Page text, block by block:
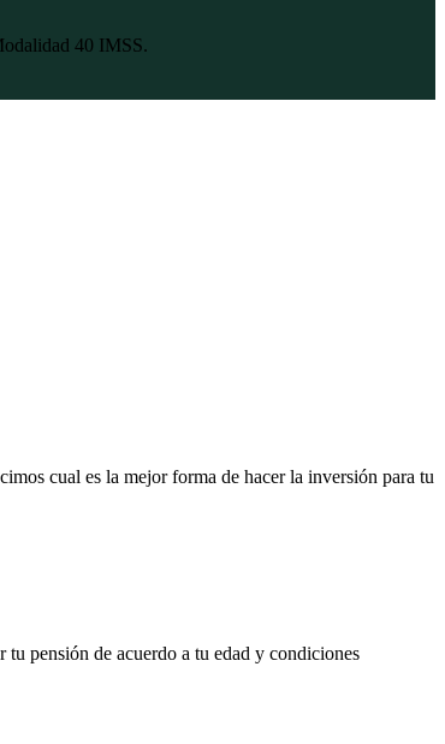
40 IMSS.
cual es la mejor forma de hacer la inversión para tu
tu pensión de acuerdo a tu edad y condiciones